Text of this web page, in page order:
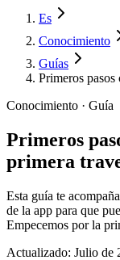
Es
Conocimiento
Guías
Primeros
Conocimiento · Guía
Primeros
primera
Esta guía te
de la app para que
Empecemos por la
Actualizado: Julio de